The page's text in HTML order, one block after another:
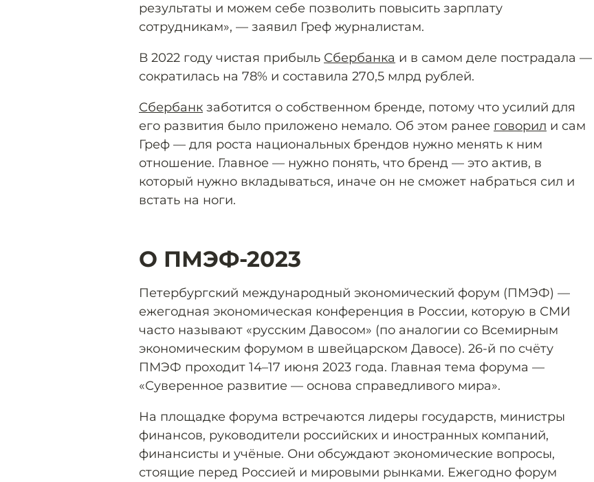
результаты и можем себе позволить повысить зарплату
сотрудникам», — заявил Греф журналистам.
В 2022 году чистая прибыль Сбербанка и в самом деле пострадала —
сократилась на 78% и составила 270,5 млрд рублей.
Сбербанк заботится о собственном бренде, потому что усилий для
его развития было приложено немало. Об этом ранее говорил и сам
Греф — для роста национальных брендов нужно менять к ним
отношение. Главное — нужно понять, что бренд — это актив, в
который нужно вкладываться, иначе он не сможет набраться сил и
встать на ноги.
О ПМЭФ-2023
Петербургский международный экономический форум (ПМЭФ) —
ежегодная экономическая конференция в России, которую в СМИ
часто называют «русским Давосом» (по аналогии со Всемирным
экономическим форумом в швейцарском Давосе). 26-й по счёту
ПМЭФ проходит 14–17 июня 2023 года. Главная тема форума —
«Суверенное развитие — основа справедливого мира».
На площадке форума встречаются лидеры государств, министры
финансов, руководители российских и иностранных компаний,
финансисты и учёные. Они обсуждают экономические вопросы,
стоящие перед Россией и мировыми рынками. Ежегодно форум